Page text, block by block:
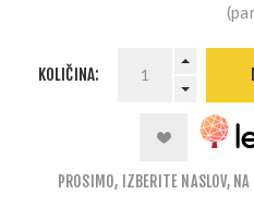
KOLIČINA:
PROSIMO, IZBERITE NASLOV, NA